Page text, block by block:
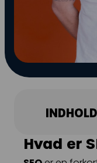
Kampagnemails
Leadgenerering
E-mail
Server-Side
Hvad er